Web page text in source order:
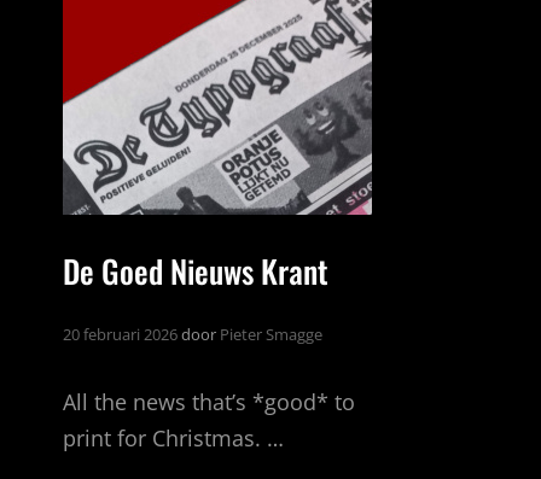
De Goed Nieuws Krant
20 februari 2026door Pieter Smagge
All the news that’s *good* to
print for Christmas. …